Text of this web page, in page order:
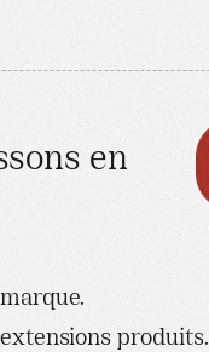
en
produits.